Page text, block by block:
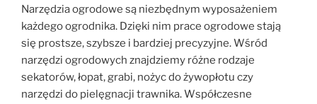
Narzędzia ogrodowe są niezbędnym wyposażeniem
każdego ogrodnika. Dzięki nim prace ogrodowe stają
się prostsze, szybsze i bardziej precyzyjne. Wśród
narzędzi ogrodowych znajdziemy różne rodzaje
sekatorów, łopat, grabi, nożyc do żywopłotu czy
narzędzi do pielęgnacji trawnika. Współczesne